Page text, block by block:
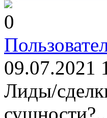
0
09.07.2021
Лиды/